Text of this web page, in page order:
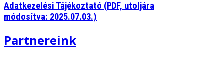
Adatkezelési Tájékoztató (PDF, utoljára
módosítva: 2025.07.03.)
Partnereink